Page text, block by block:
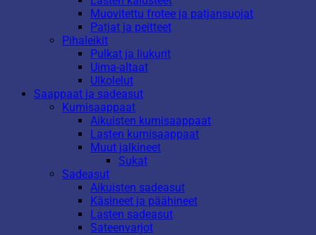
Muovitettu frotee ja patjansuojat
Patjat ja peitteet
Pihaleikit
Pulkat ja liukurit
Uima-altaat
Ulkolelut
Saappaat ja sadeasut
Kumisaappaat
Aikuisten kumisaappaat
Lasten kumisaappaat
Muut jalkineet
Sukat
Sadeasut
Aikuisten sadeasut
Käsineet ja päähineet
Lasten sadeasut
Sateenvarjot